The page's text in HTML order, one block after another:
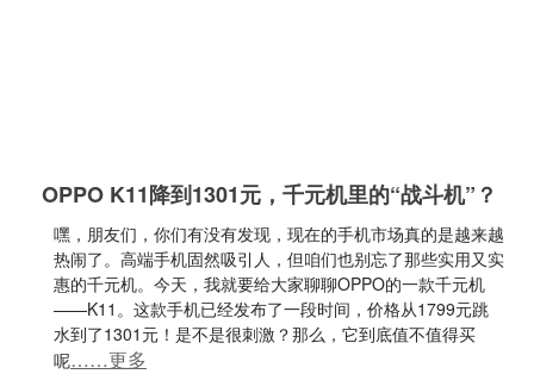
OPPO K11降到1301元，千元机里的“战斗机”？
嘿，朋友们，你们有没有发现，现在的手机市场真的是越来越
热闹了。高端手机固然吸引人，但咱们也别忘了那些实用又实
惠的千元机。今天，我就要给大家聊聊OPPO的一款千元机
——K11。这款手机已经发布了一段时间，价格从1799元跳
水到了1301元！是不是很刺激？那么，它到底值不值得买
呢……更多